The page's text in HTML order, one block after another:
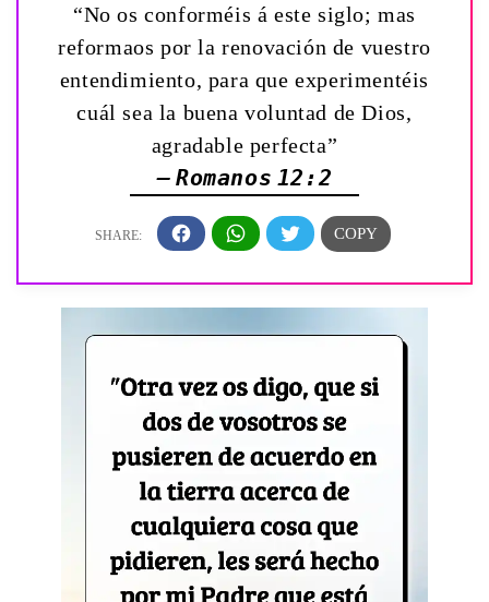
“No os conforméis á este siglo; mas
reformaos por la renovación de vuestro
entendimiento, para que experimentéis
cuál sea la buena voluntad de Dios,
agradable perfecta”
— Romanos 12:2